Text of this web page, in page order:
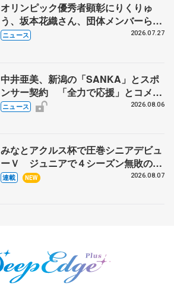
オリンピック優秀者顕彰にりくりゅ
う、坂本花織さん、団体メンバーら
8月7日に文科省が表彰式、ブルーノ・
ニュース 2026.07.27
中井亜美、新潟の「SANKA」とスポ
ンサー契約 「全力で応援」とコメン
ト
ニュース 2026.08.06
みなとアクルス杯で圧巻シニアデビュ
ーＶ ジュニアで４シーズン無敗の島
田麻央
連載 NEW 2026.08.07